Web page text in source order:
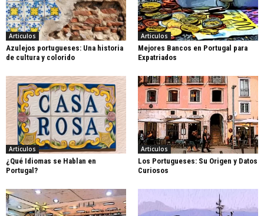
Articulos
Azulejos portugueses: Una historia
de cultura y colorido
Articulos
Mejores Bancos en Portugal para
Expatriados
Articulos
¿Qué Idiomas se Hablan en
Portugal?
Articulos
Los Portugueses: Su Origen y Datos
Curiosos